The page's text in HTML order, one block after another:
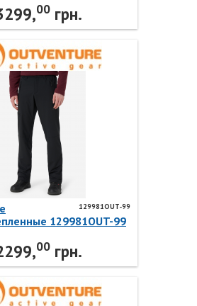
00грн.
129981OUT-99
129981OUT-99
00грн.